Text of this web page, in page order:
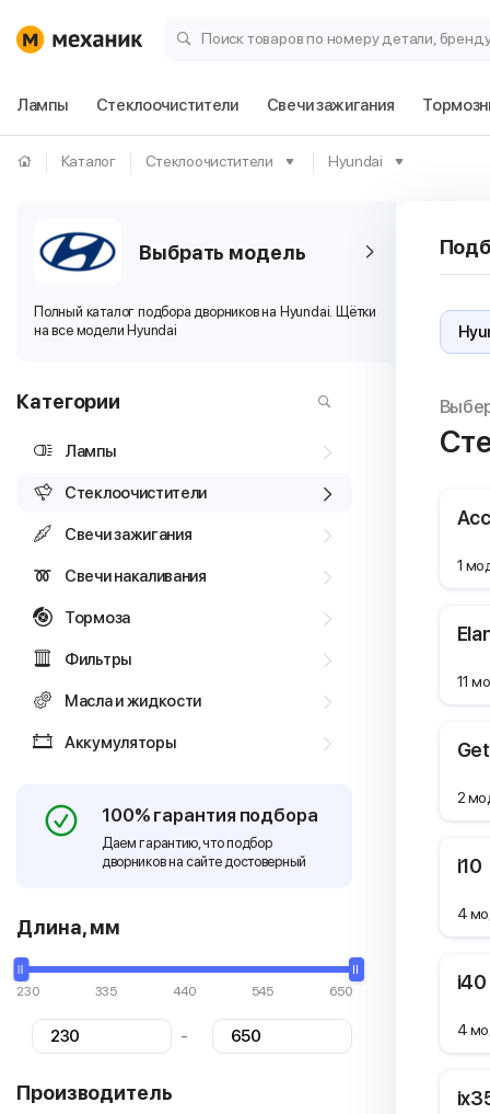
Поиск товаров по номеру детали,
Лампы Стеклоочистители Свечи зажигания
Каталог Стеклоочистители Hyundai
Выбрать модель
​Полный каталог подбора дворников на Hyundai. Щётки
на все модели Hyundai
Категории
Лампы
Стеклоочистители
Свечи зажигания
Свечи накаливания
Тормоза
Фильтры
Масла и жидкости
Аккумуляторы
100% гарантия подбора
Даем гарантию, что подбор
дворников на сайте достоверный
Длина, мм
230 335 440 545 650
-
Производитель
1
11
2
i10
4
i40
4